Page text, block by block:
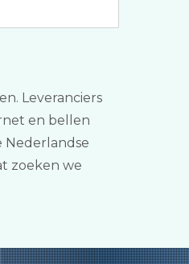
Leveranciers
en bellen
Nederlandse
zoeken we